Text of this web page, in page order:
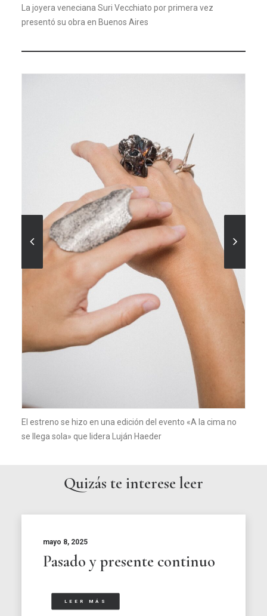
La joyera veneciana Suri Vecchiato por primera vez
presentó su obra en Buenos Aires
El estreno se hizo en una edición del evento «A la cima no
se llega sola» que lidera Luján Haeder
Quizás te interese leer
mayo 8, 2025
Pasado y presente continuo
LEER MÁS